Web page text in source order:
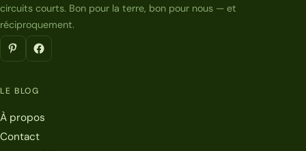
circuits courts. Bon pour la terre, bon pour nous — et
réciproquement.
LE BLOG
À propos
Contact